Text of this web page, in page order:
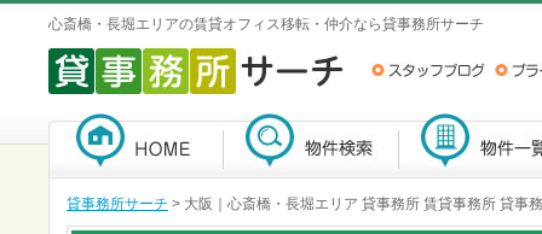
心斎橋・長堀エリアの賃貸オフィス移転・仲介なら貸事務所サーチ
貸事務所サーチ > 大阪｜心斎橋・長堀エリア 貸事務所 賃貸事務所 貸事